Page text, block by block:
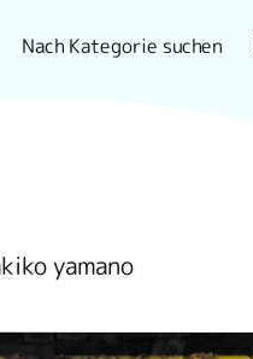
Nach Kategorie suchen
yamano